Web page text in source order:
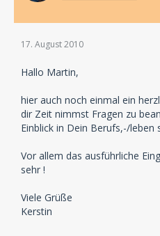
17. August 2010
Hallo Martin,
hier auch noch einmal ein
dir Zeit nimmst Fragen zu
Einblick in Dein Berufs,-/leben
Vor allem das ausführliche
sehr !
Viele Grüße
Kerstin